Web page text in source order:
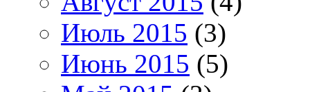
Июль 2015 (3)
Июнь 2015 (5)